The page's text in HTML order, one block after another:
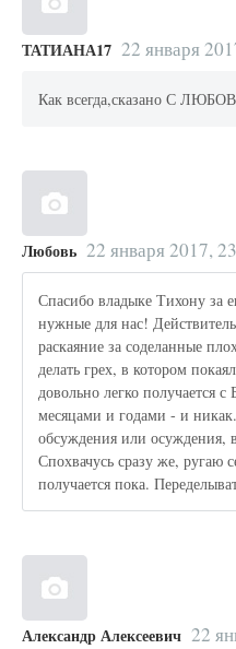
ТАТИАНА17 22 января
Как всегда,сказано С
Любовь 22 января 2017,
Спасибо владыке Тихону за
нужные для нас!
раскаяние за соделанные
делать грех, в котором
довольно легко получается
месяцами и годами - и
обсуждения или осуждения,
Спохвачусь сразу же, ругаю
получается пока.
Александр Алексеевич 22